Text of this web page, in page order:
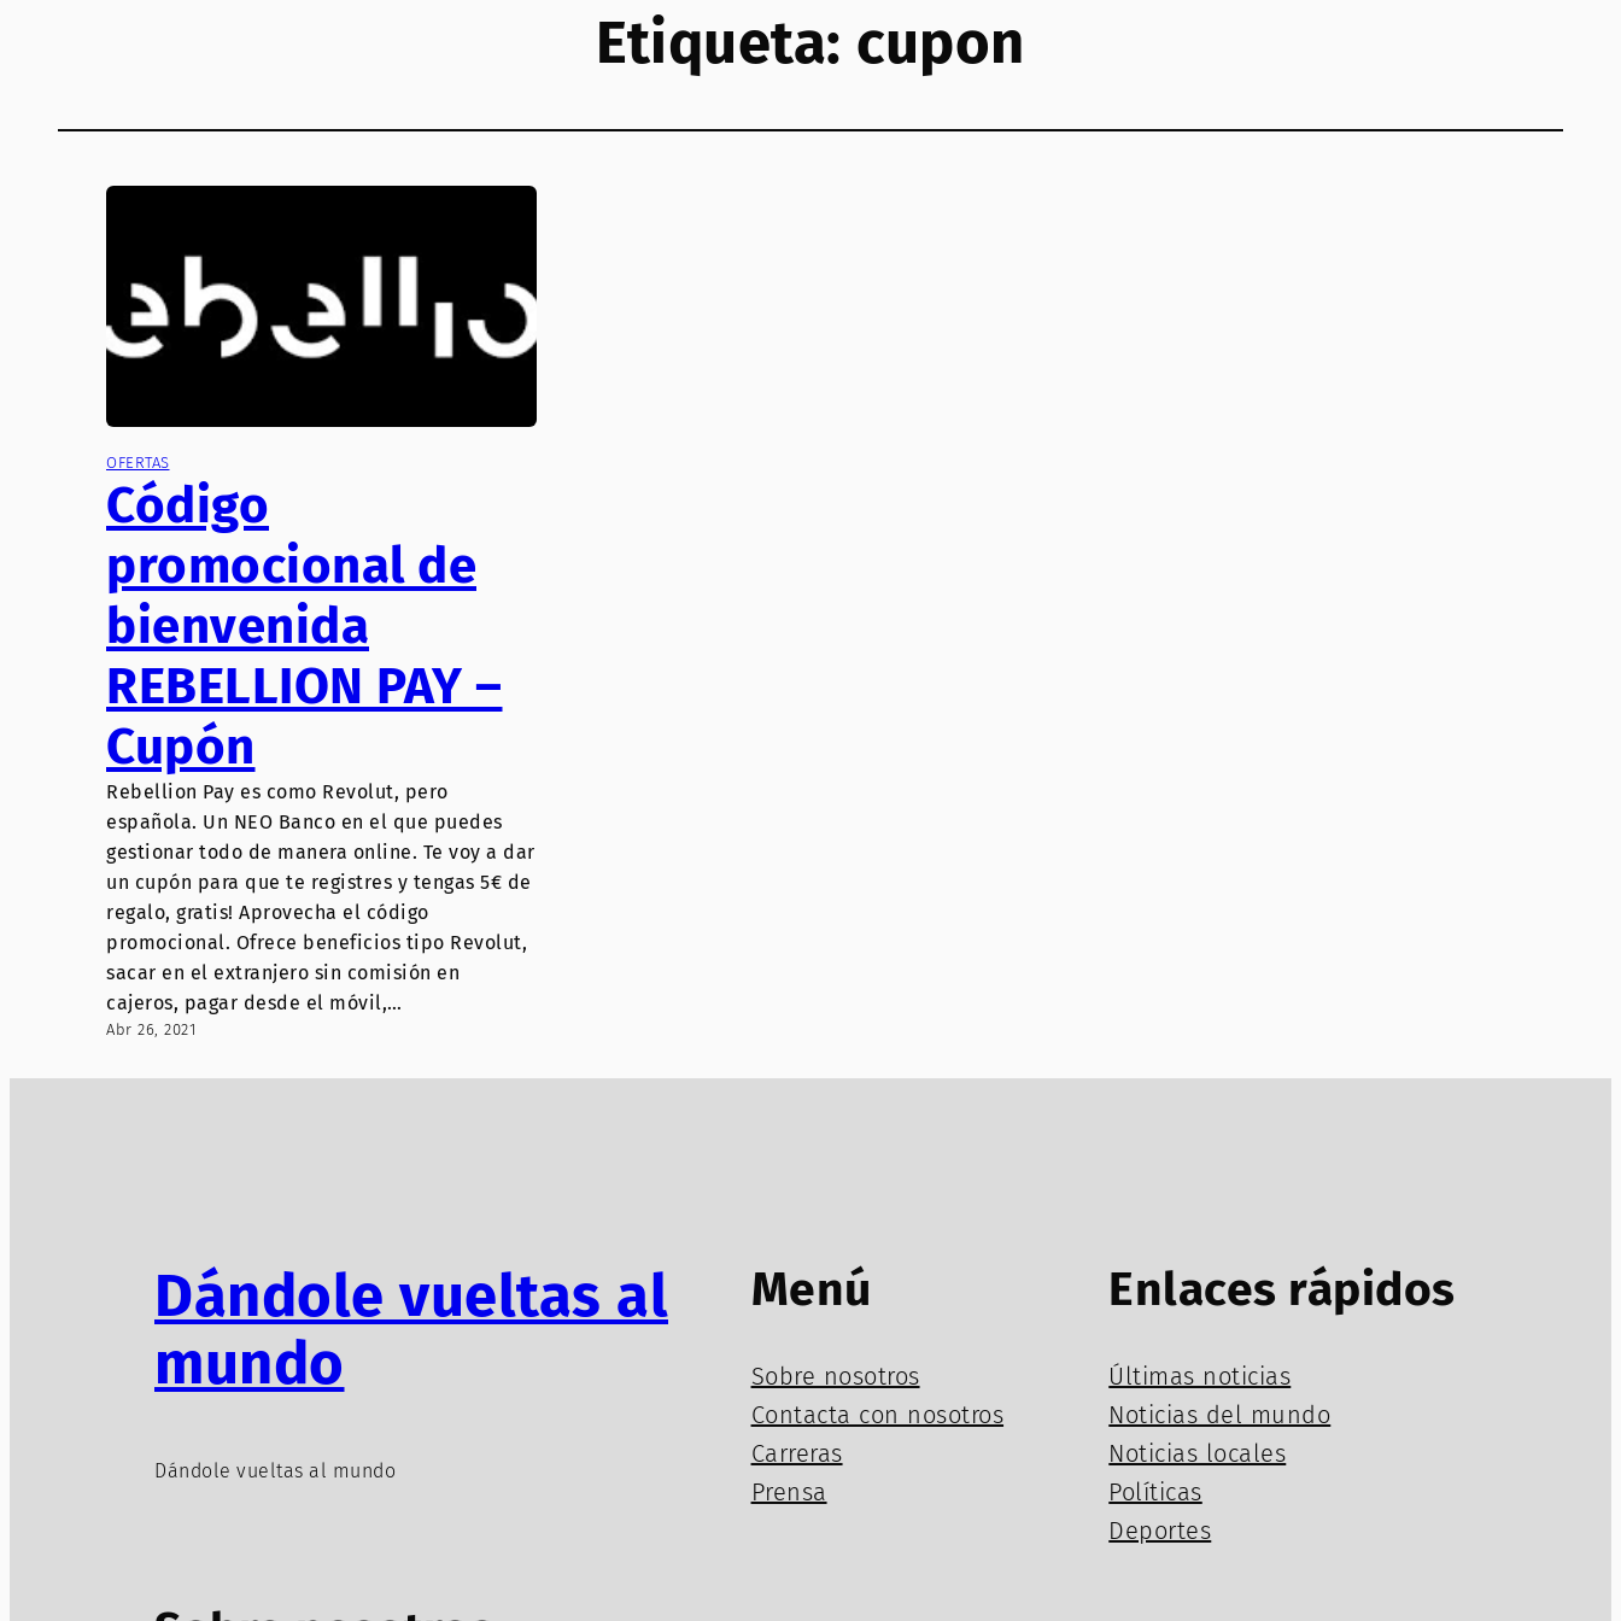
Etiqueta: cupon
OFERTAS
Código
promocional de
bienvenida
REBELLION PAY –
Cupón
Rebellion Pay es como Revolut, pero
española. Un NEO Banco en el que puedes
gestionar todo de manera online. Te voy a dar
un cupón para que te registres y tengas 5€ de
regalo, gratis! Aprovecha el código
promocional. Ofrece beneficios tipo Revolut,
sacar en el extranjero sin comisión en
cajeros, pagar desde el móvil,…
Abr 26, 2021
Dándole vueltas al
mundo
Dándole vueltas al mundo
Menú
Sobre nosotros
Contacta con nosotros
Carreras
Prensa
Enlaces rápidos
Últimas noticias
Noticias del mundo
Noticias locales
Políticas
Deportes